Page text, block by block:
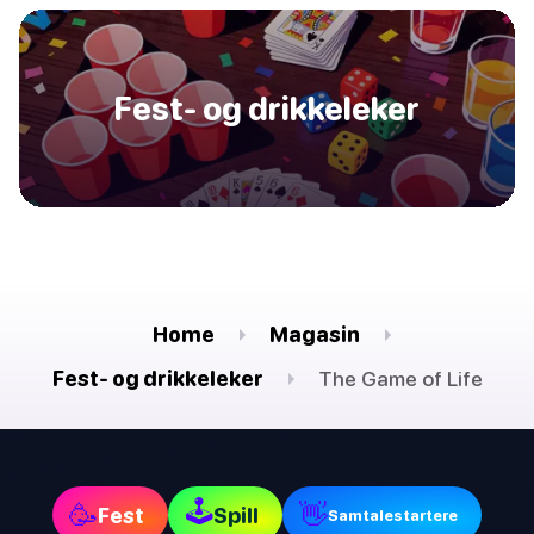
Fest- og drikkeleker
Home
Magasin
Fest- og drikkeleker
The Game of Life
🥳Fest 🕹Spill 👋Samtalestartere